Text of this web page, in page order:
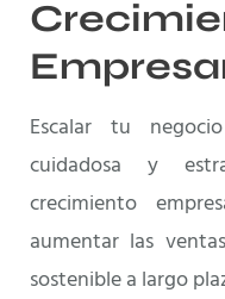
Escalar tu
cuidadosa y
crecimiento
aumentar las
sostenible a largo